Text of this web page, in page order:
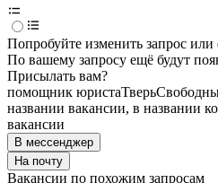
Попробуйте изменить запрос
По вашему запросу ещё будут
Присылать вам?
помощник юристаТверь
названии вакансии, в названии
вакансии
В мессенджер
На почту
Вакансии по похожим запросам